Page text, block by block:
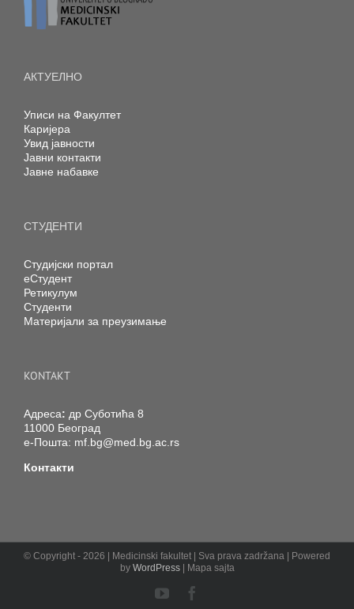
АКТУЕЛНО
Уписи на Факултет
Каријера
Увид јавности
Јавни контакти
Јавне набавке
СТУДЕНТИ
Студијски портал
еСтудент
Ретикулум
Студенти
Материјали за преузимање
KONTAKT
Адреса: др Суботића 8
11000 Београд
е-Пошта: mf.bg@med.bg.ac.rs
Контакти
© Copyright - 2026 | Medicinski fakultet | Sva prava zadržana | Powered
by WordPress| Mapa sajta
YouTube